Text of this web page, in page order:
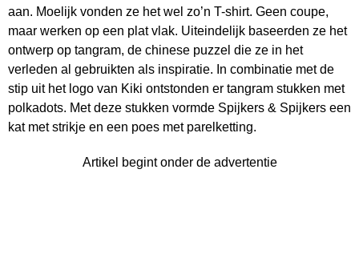
aan. Moelijk vonden ze het wel zo’n T-shirt. Geen coupe,
maar werken op een plat vlak. Uiteindelijk baseerden ze het
ontwerp op tangram, de chinese puzzel die ze in het
verleden al gebruikten als inspiratie. In combinatie met de
stip uit het logo van Kiki ontstonden er tangram stukken met
polkadots. Met deze stukken vormde Spijkers & Spijkers een
kat met strikje en een poes met parelketting.
Artikel begint onder de advertentie